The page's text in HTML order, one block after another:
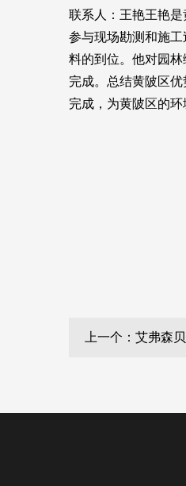
联系人：王艳王艳
参与现场勘测和施
料的到位。他对园
完成。总结黄陂区
完成，为黄陂区的环
上一个：艾弗森